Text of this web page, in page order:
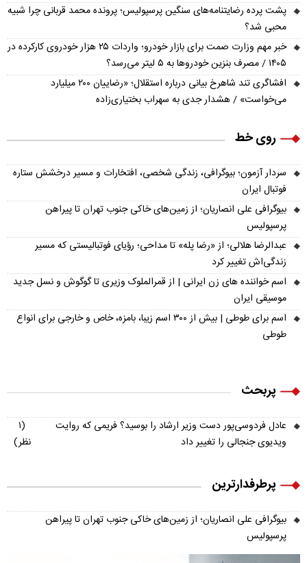
پشت پرده رضایتنامه‌های سنگین پرسپولیس؛ پرونده محمد قربانی چرا شبیه
محبی شد؟
خبر مهم وزارت صمت برای بازار خودرو؛ واردات ۲۵ هزار خودروی کارکرده در
۱۴۰۵ / مصرف بنزین خودروها به ۵ لیتر می‌رسد؟
افشاگری تند شاهرخ بیانی درباره استقلال؛ «رضاییان ۲۰۰ میلیارد
می‌خواست» / هشدار جدی به سهراب بختیاری‌زاده
روی خط
سردار آزمون؛ بیوگرافی، زندگی شخصی، افتخارات و مسیر درخشش ستاره
فوتبال ایران
بیوگرافی علی انصاریان؛ از زمین‌های خاکی جنوب تهران تا پیراهن
پرسپولیس
عبدالرضا هلالی؛ از «رضا پله» تا مداحی؛ رؤیای فوتبالیستی که مسیر
زندگی‌اش تغییر کرد
اسم خواننده های زن ایرانی | از قمرالملوک وزیری تا گوگوش و نسل جدید
موسیقی ایران
اسم برای طوطی | بیش از ۳۰۰ اسم زیبا، بامزه، خاص و خارجی برای انواع
طوطی
پربحث
عادل فردوسی‌پور دست وزیر ارشاد را بوسید؟ فریمی که روایت
ویدیوی جنجالی را تغییر داد
(۱
نظر)
پرطرفدارترین
بیوگرافی علی انصاریان؛ از زمین‌های خاکی جنوب تهران تا پیراهن
پرسپولیس